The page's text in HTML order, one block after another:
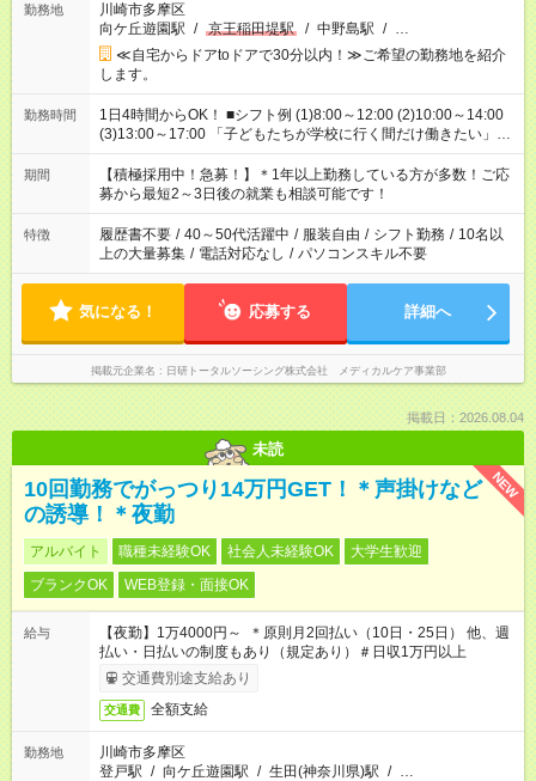
勤務地
川崎市多摩区
向ケ丘遊園駅 / 京王稲田堤駅 / 中野島駅 / …
≪自宅からドアtoドアで30分以内！≫ご希望の勤務地を紹介
します。
勤務時間
1日4時間からOK！ ■シフト例 (1)8:00～12:00 (2)10:00～14:00
(3)13:00～17:00 「子どもたちが学校に行く間だけ働きたい」
「余裕を持って夕飯の準備がしたい」 「午前中は働いて、午後
はプライベートの時間にしたい」 など、ご希望を教えてくださ
いね。 ※Wワーク希望の方へ 今ご覧のお仕事で希望する勤務時
間と、もう1つのお仕事の勤務時間。 合計で週40時間を超える
場合は応募できません。
期間
【積極採用中！急募！】＊1年以上勤務している方が多数！ご応
募から最短2～3日後の就業も相談可能です！
特徴 履歴書不要 / 40～50代活躍中 / 服装自由 / シフト勤務 / 10名以
上の大量募集 / 電話対応なし / パソコンスキル不要
気になる！ 応募する 詳細へ
掲載元企業名 日研トータルソーシング株式会社 メディカルケア事業部
掲載日：2026.08.04
未読
NEW
10回勤務でがっつり14万円GET！＊声掛けなど
の誘導！＊夜勤
アルバイト 職種未経験OK 社会人未経験OK
大学生歓迎
ブランクOK
WEB登録・面接OK
給与
【夜勤】1万4000円～ ＊原則月2回払い（10日・25日） 他、週
払い・日払いの制度もあり（規定あり）＃日収1万円以上
交通費別途支給あり
交通費 全額支給
勤務地
川崎市多摩区
登戸駅 / 向ケ丘遊園駅 / 生田(神奈川県)駅 / …